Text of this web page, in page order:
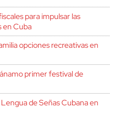
para impulsar las
en Cuba
opciones recreativas en
primer festival de
de Señas Cubana en